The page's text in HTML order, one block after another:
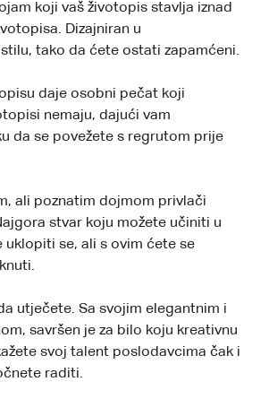
koji vaš životopis stavlja iznad
Dizajniran u
tako da ćete ostati zapamćeni.
daje osobni pečat koji
nemaju, dajući vam
da se povežete s regrutom prije
ali poznatim dojmom privlači
stvar koju možete učiniti u
uklopiti se, ali s ovim ćete se
utječete. Sa svojim elegantnim i
savršen je za bilo koju kreativnu
svoj talent poslodavcima čak i
raditi.